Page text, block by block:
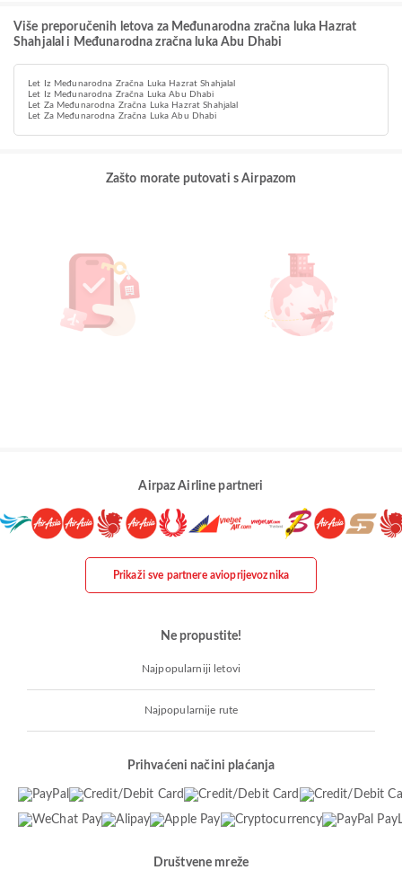
Više preporučenih letova za Međunarodna zračna luka Hazrat
Shahjalal i Međunarodna zračna luka Abu Dhabi
Let Iz Međunarodna Zračna Luka Hazrat Shahjalal
Let Iz Međunarodna Zračna Luka Abu Dhabi
Let Za Međunarodna Zračna Luka Hazrat Shahjalal
Let Za Međunarodna Zračna Luka Abu Dhabi
Zašto morate putovati s Airpazom
Airpaz Airline partneri
Prikaži sve partnere avioprijevoznika
Ne propustite!
Najpopularniji letovi
Najpopularnije rute
Prihvaćeni načini plaćanja
Društvene mreže